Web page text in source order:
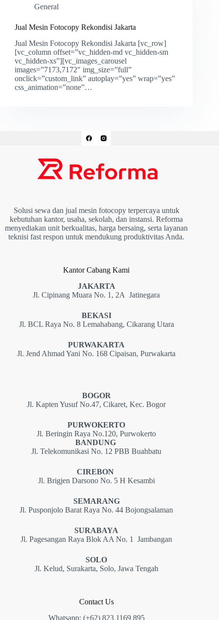
General
Jual Mesin Fotocopy Rekondisi Jakarta
Jual Mesin Fotocopy Rekondisi Jakarta [vc_row]
[vc_column offset=”vc_hidden-md vc_hidden-sm
vc_hidden-xs”][vc_images_carousel
images=”7173,7172″ img_size=”full”
onclick=”custom_link” autoplay=”yes” wrap=”yes”
css_animation=”none”…
Solusi sewa dan jual mesin fotocopy terpercaya untuk
kebutuhan kantor, usaha, sekolah, dan instansi. Reforma
menyediakan unit berkualitas, harga bersaing, serta layanan
teknisi fast respon untuk mendukung produktivitas Anda.
Kantor Cabang Kami
JAKARTA
Jl. Cipinang Muara No. 1, 2A Jatinegara
BEKASI
Jl. BCL Raya No. 8 Lemahabang, Cikarang Utara
PURWAKARTA
Jl. Jend Ahmad Yani No. 168 Cipaisan, Purwakarta
BOGOR
Jl. Kapten Yusuf No.47, Cikaret, Kec. Bogor
PURWOKERTO
Jl. Beringin Raya No.120, Purwokerto
BANDUNG
Jl. Telekomunikasi No. 12 PBB Buahbatu
CIREBON
Jl. Brigjen Darsono No. 5 H Kesambi
SEMARANG
Jl. Pusponjolo Barat Raya No. 44 Bojongsalaman
SURABAYA
Jl. Pagesangan Raya Blok AA No. 1 Jambangan
SOLO
Jl. Kelud, Surakarta, Solo, Jawa Tengah
Contact Us
Whatsapp: (+62) 823 1169 895